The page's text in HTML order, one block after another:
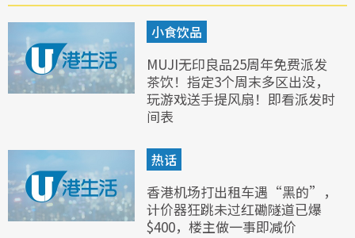
小食饮品
MUJI无印良品25周年免费派发
茶饮！指定3个周末多区出没，
玩游戏送手提风扇！即看派发时
间表
热话
香港机场打出租车遇“黑的”，
计价器狂跳未过红磡隧道已爆
$400，楼主做一事即减价